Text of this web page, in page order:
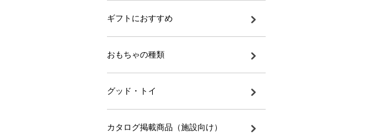
ギフトにおすすめ
おもちゃの種類
グッド・トイ
カタログ掲載商品（施設向け）